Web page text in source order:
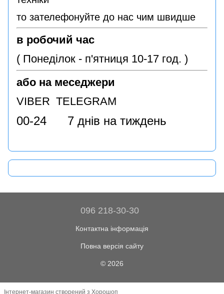
то зателефонуйте до нас чим швидше
в робочий час
( Понеділок - п'ятниця 10-17 год. )
або на меседжери
VIBER TELEGRAM
00-24 7 днів на тиждень
096 218-30-30
Контактна інформація
Повна версія сайту
© 2026
Інтернет-магазин створений з Хорошоп